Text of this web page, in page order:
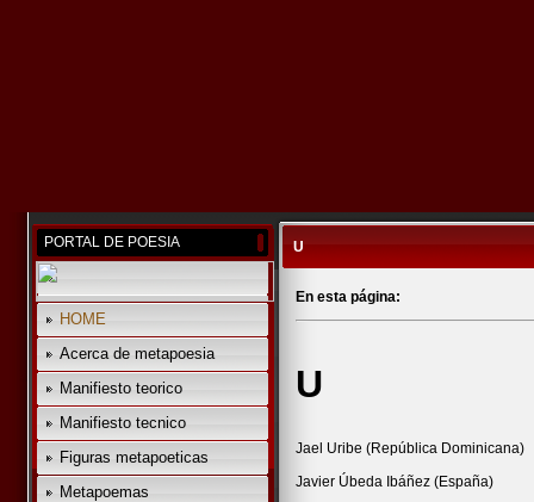
PORTAL DE POESIA
HOME
Acerca de metapoesia
Manifiesto teorico
Manifiesto tecnico
Figuras metapoeticas
Metapoemas
U
En esta página:
U
Jael Uribe (República Dominicana)
Javier Úbeda Ibáñez (España)